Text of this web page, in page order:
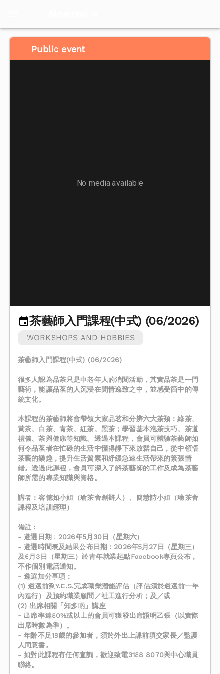
Public event
No media available
茶藝師入門課程(中式) (06/2026)
WORKSHOPS AND HOBBIES
茶藝師入門課程(中式) (06/2026)
很多人認為品茶只是中老年人的消閒活動，其實品茶是一門
藝術，能讓品茗的人沉浸在閒情逸致之中，並感受箇中的傳
統文化。
本課程的茶藝師將會帶領大家品茗和分辨六大茶類：綠茶、
黃茶、白茶、青茶、紅茶、黑茶；學習基本泡茶技巧、茶道
禮儀、茶與健康等知識。透過本課程，會員可體驗茶藝師如
何令品茗者在忙碌的生活中懂得靜下來放鬆自己，從中領悟
茶藝的樂趣，提升生活質素和紓緩急速生活帶來的緊張情
緒。透過此課程，會員可深入了解茶藝師的工作及成為茶藝
師所需的專業知識與資格。
講者：容德如小姐（瑜茶舍創辦人）、簡慧詩小姐（瑜茶舍
課程及培訓經理）
備註︰
- 遴選日期︰2026年5月30日（星期六）
- 遴選時間表及結果公布日期：2026年5月27日（星期三）
及6月3日（星期三）於青年就業起點Facebook專頁公布，
不作個別電話通知。
- 遴選加分事項：
(1) 遴選前到Y.E.S.完成職業潛能評估（評估須於遴選前一年
內進行）及預約職業顧問／社工進行分析；及／或
(2) 出席相關「知多啲」講座
- 出席率達80%或以上的會員可獲發出席證明乙張（以實際
出席時數為準）。
- 年齡不足18歲的參加者，須於外出上課前填交家長／監護
人同意書。
- 如對此課程有任何查詢，歡迎致電3188 8070與中心職員
聯絡。